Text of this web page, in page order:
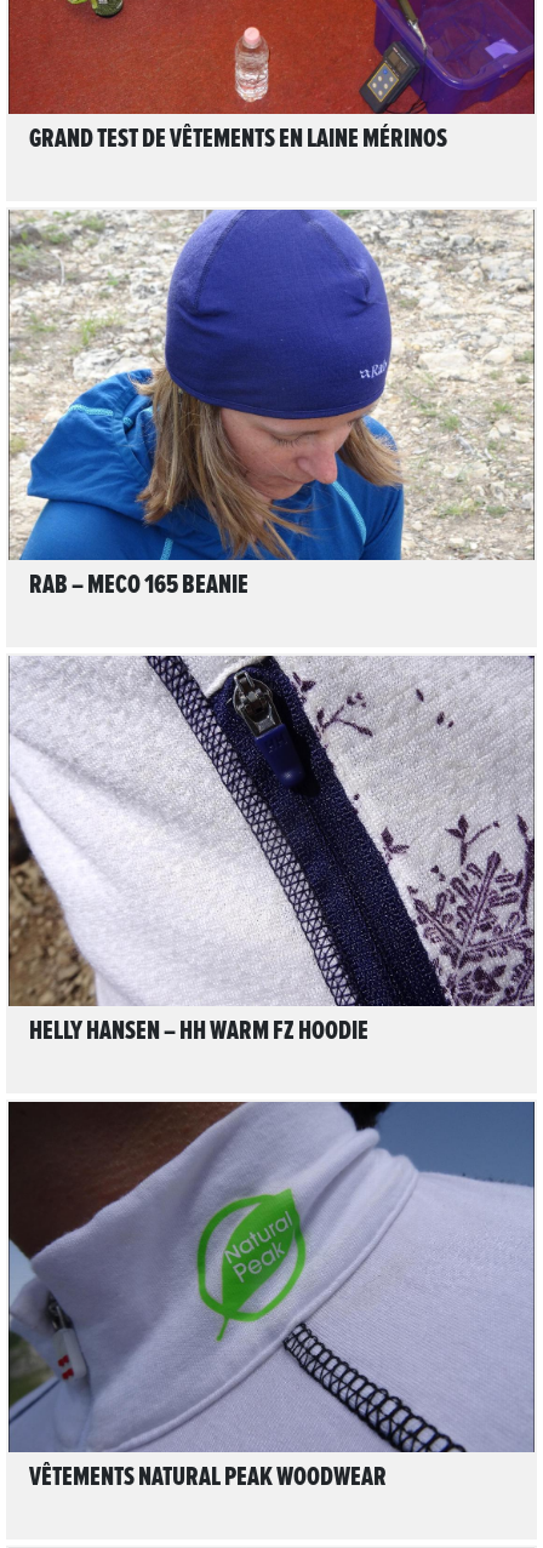
GRAND TEST DE VÊTEMENTS EN LAINE MÉRINOS
LIRE L'ARTICLE
RAB – MECO 165 BEANIE
LIRE L'ARTICLE
HELLY HANSEN – HH WARM FZ HOODIE
LIRE L'ARTICLE
VÊTEMENTS NATURAL PEAK WOODWEAR